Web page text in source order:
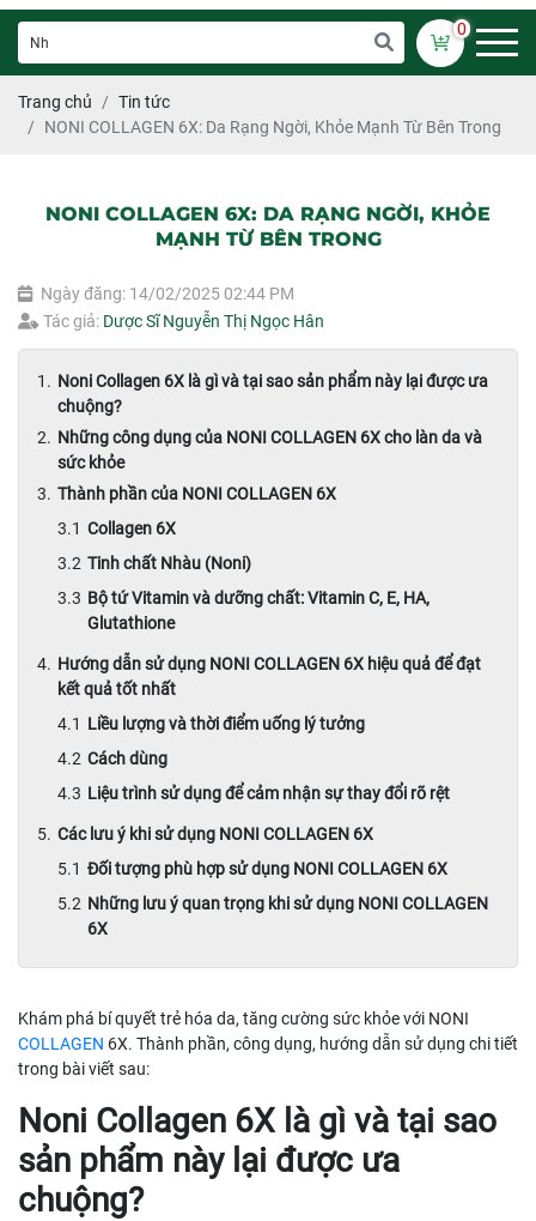
0
Trang chủ
Tin tức
NONI COLLAGEN 6X: Da Rạng Ngời, Khỏe Mạnh Từ Bên Trong
NONI COLLAGEN 6X: DA RẠNG NGỜI, KHỎE
MẠNH TỪ BÊN TRONG
Ngày đăng: 14/02/2025 02:44 PM
Tác giả: Dược Sĩ Nguyễn Thị Ngọc Hân
Noni Collagen 6X là gì và tại sao sản phẩm này lại được ưa
chuộng?
Những công dụng của NONI COLLAGEN 6X cho làn da và
sức khỏe
Thành phần của NONI COLLAGEN 6X
Collagen 6X
Tinh chất Nhàu (Noni)
Bộ tứ Vitamin và dưỡng chất: Vitamin C, E, HA,
Glutathione
Hướng dẫn sử dụng NONI COLLAGEN 6X hiệu quả để đạt
kết quả tốt nhất
Liều lượng và thời điểm uống lý tưởng
Cách dùng
Liệu trình sử dụng để cảm nhận sự thay đổi rõ rệt
Các lưu ý khi sử dụng NONI COLLAGEN 6X
Đối tượng phù hợp sử dụng NONI COLLAGEN 6X
Những lưu ý quan trọng khi sử dụng NONI COLLAGEN
6X
Khám phá bí quyết trẻ hóa da, tăng cường sức khỏe với NONI
COLLAGEN 6X. Thành phần, công dụng, hướng dẫn sử dụng chi tiết
trong bài viết sau:
Noni Collagen 6X là gì và tại sao
sản phẩm này lại được ưa
chuộng?